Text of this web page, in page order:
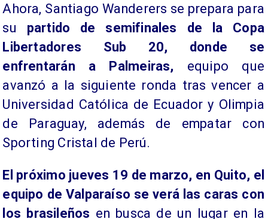
Ahora, Santiago Wanderers se prepara para
su partido de semifinales de la Copa
Libertadores Sub 20, donde se
enfrentarán a Palmeiras, equipo que
avanzó a la siguiente ronda tras vencer a
Universidad Católica de Ecuador y Olimpia
de Paraguay, además de empatar con
Sporting Cristal de Perú.
El próximo jueves 19 de marzo, en Quito, el
equipo de Valparaíso se verá las caras con
los brasileños en busca de un lugar en la